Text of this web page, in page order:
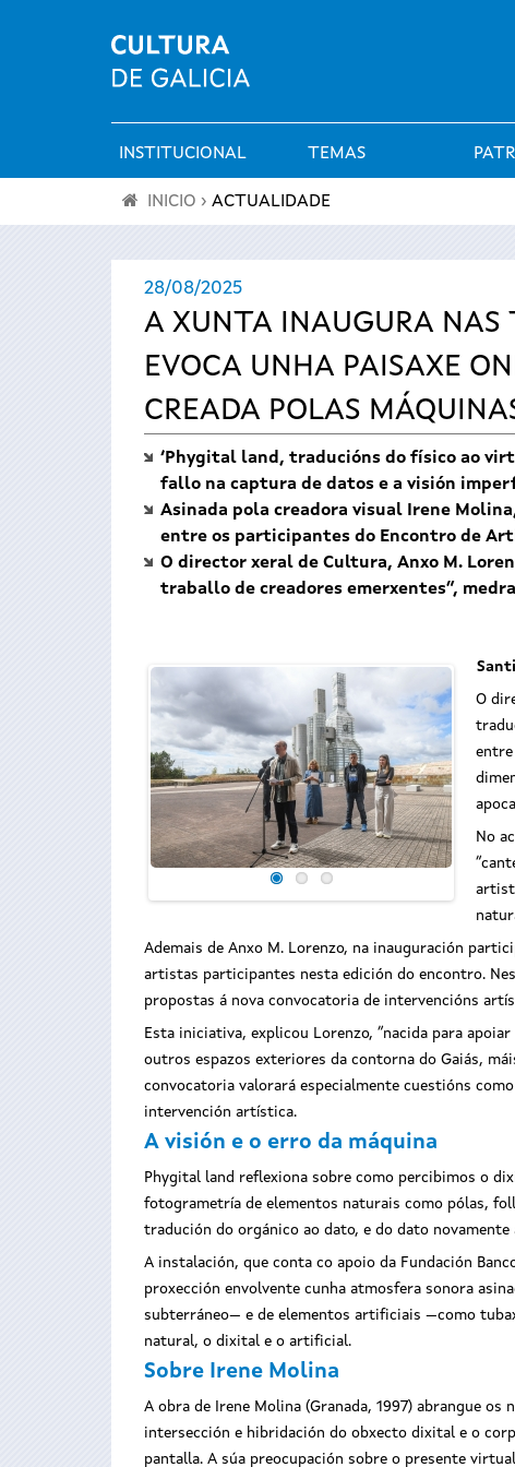
Menú
principal
INSTITUCIONAL TEMAS
está
INICIO › ACTUALIDADE
28/08/2025
A XUNTA INAUGURA NAS
EVOCA UNHA PAISAXE
CREADA POLAS
‘Phygital land, traducións do físico ao
fallo na captura de datos e a visión
Asinada pola creadora visual Irene
entre os participantes do Encontro de
O director xeral de Cultura, Anxo M.
traballo de creadores emerxentes”,
O
entre
No
Ademais de Anxo M. Lorenzo, na inauguración
artistas participantes nesta edición do encontro.
propostas á nova convocatoria de intervencións
Esta iniciativa, explicou Lorenzo, “nacida para
outros espazos exteriores da contorna do Gaiás,
convocatoria valorará especialmente cuestións
intervención artística.
A visión e o erro da máquina
Phygital land reflexiona sobre como percibimos o
fotogrametría de elementos naturais como pólas,
tradución do orgánico ao dato, e do dato
A instalación, que conta co apoio da Fundación
proxección envolvente cunha atmosfera sonora
subterráneo— e de elementos artificiais —como
natural, o dixital e o artificial.
Sobre Irene Molina
A obra de Irene Molina (Granada, 1997) abrangue
intersección e hibridación do obxecto dixital e o
pantalla. A súa preocupación sobre o presente